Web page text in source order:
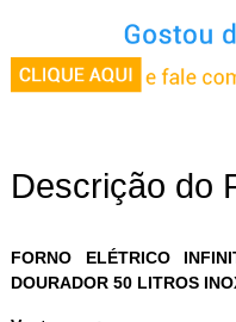
Descrição do
FORNO ELÉTRICO
DOURADOR 50 LITROS